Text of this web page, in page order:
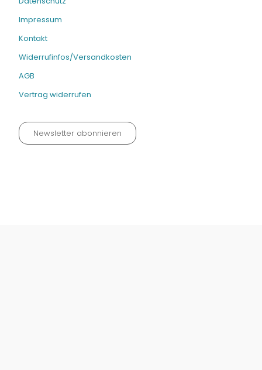
Impressum
Kontakt
Widerrufinfos/Versandkosten
AGB
Vertrag widerrufen
Newsletter abonnieren